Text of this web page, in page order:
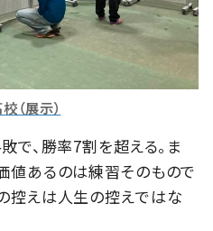
（展示）
、勝率7割を超える。ま
値あるのは練習そのもので
控えは人生の控えではな